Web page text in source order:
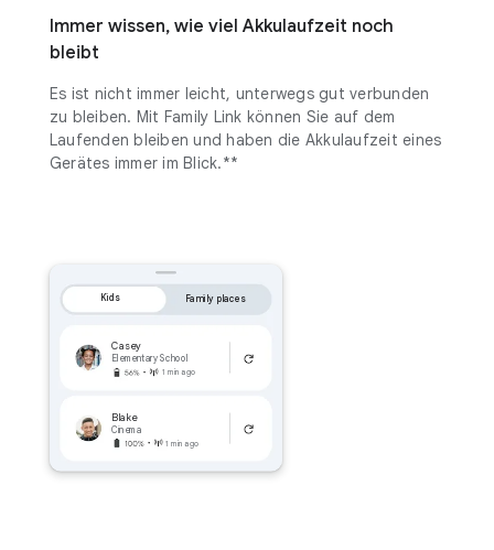
Immer wissen, wie viel Akkulaufzeit noch
bleibt
Es ist nicht immer leicht, unterwegs gut verbunden
zu bleiben. Mit Family Link können Sie auf dem
Laufenden bleiben und haben die Akkulaufzeit eines
Gerätes immer im Blick.**
Kids Family places
Casey
Elementary School
Blake
Cinema
1 min ago
1 min ago